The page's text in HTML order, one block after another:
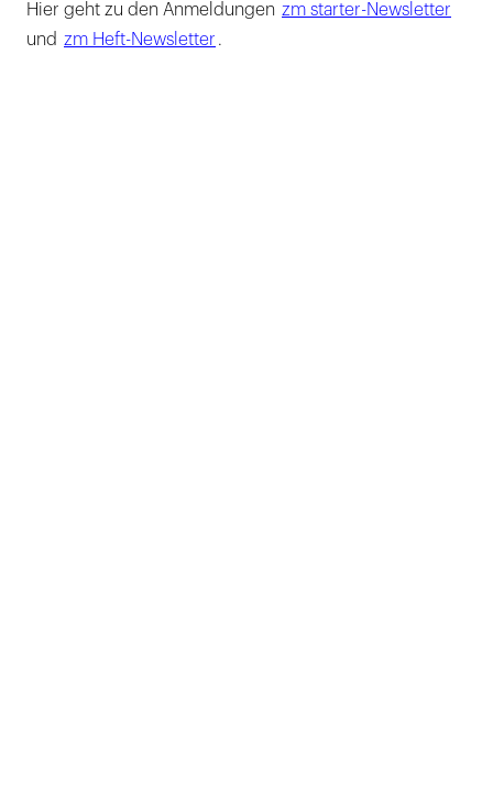
Hier geht zu den Anmeldungen zm starter-Newsletter
und zm Heft-Newsletter .